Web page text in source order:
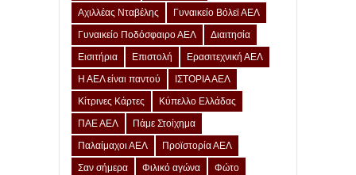
Αχιλλέας Νταβέλης
Γυναικείο Βόλεϊ ΑΕΛ
Γυναικείο Ποδόσφαιρο ΑΕΛ
Διαιτησία
Εισιτήρια
Επιστολή
Ερασιτεχνική ΑΕΛ
Η ΑΕΛ είναι παντού
ΙΣΤΟΡΙΑ ΑΕΛ
Κίτρινες Κάρτες
Κύπελλο Ελλάδας
ΠΑΕ ΑΕΛ
Πάμε Στοίχημα
Παλαίμαχοι ΑΕΛ
Προϊστορία ΑΕΛ
Σαν σήμερα
Φιλικό αγώνα Φώτο